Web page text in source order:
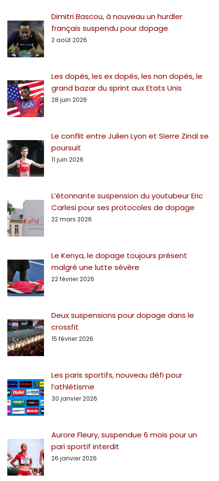
Dimitri Bascou, à nouveau un hurdler
français suspendu pour dopage
2 août 2026
Les dopés, les ex dopés, les non dopés, le
grand bazar du sprint aux Etats Unis
28 juin 2026
Le conflit entre Julien Lyon et Sierre Zinal se
poursuit
11 juin 2026
L’étonnante suspension du youtubeur Eric
Carlesi pour ses protocoles de dopage
22 mars 2026
Le Kenya, le dopage toujours présent
malgré une lutte sévère
22 février 2026
Deux suspensions pour dopage dans le
crossfit
15 février 2026
Les paris sportifs, nouveau défi pour
l’athlétisme
30 janvier 2026
Aurore Fleury, suspendue 6 mois pour un
pari sportif interdit
26 janvier 2026